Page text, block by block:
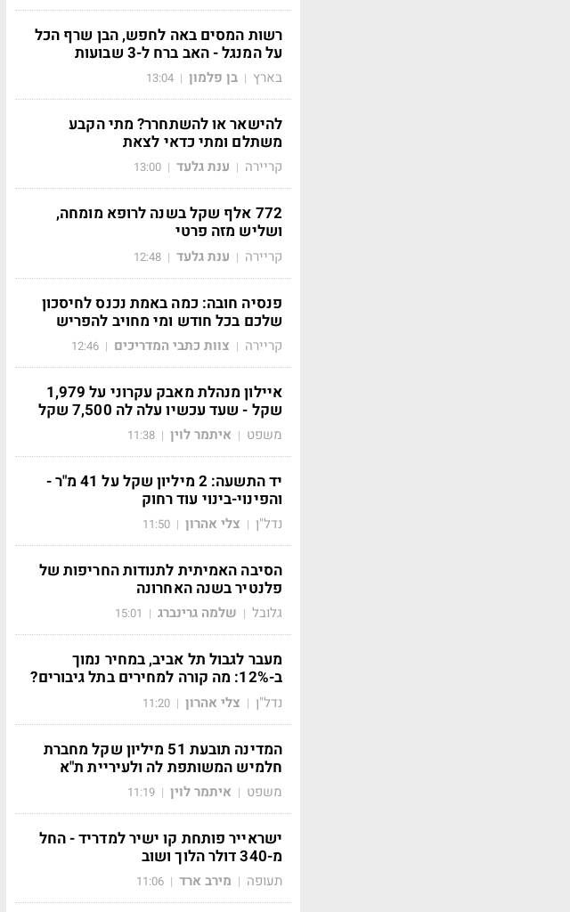
רשות המסים באה לחפש, הבן שרף הכל
על המנגל - האב ברח ל-3 שבועות
בארץ | בן פלמון |
13:04
להישאר או להשתחרר? מתי הקבע
משתלם ומתי כדאי לצאת
קריירה | ענת גלעד |
13:00
772 אלף שקל בשנה לרופא מומחה,
ושליש מזה פרטי
קריירה | ענת גלעד |
12:48
פנסיה חובה: כמה באמת נכנס לחיסכון
שלכם בכל חודש ומי מחויב להפריש
קריירה | צוות כתבי המדריכים |
12:46
איילון מנהלת מאבק עקרוני על 1,979
שקל - שעד עכשיו עלה לה 7,500 שקל
משפט | איתמר לוין |
11:38
יד התשעה: 2 מיליון שקל על 41 מ"ר -
והפינוי-בינוי עוד רחוק
נדל"ן | צלי אהרון |
11:50
הסיבה האמיתית לתנודות החריפות של
פלנטיר בשנה האחרונה
גלובל | שלמה גרינברג |
15:01
מעבר לגבול תל אביב, במחיר נמוך
ב-12%: מה קורה למחירים בתל גיבורים?
נדל"ן | צלי אהרון |
11:20
המדינה תובעת 51 מיליון שקל מחברת
חלמיש המשותפת לה ולעיריית ת"א
משפט | איתמר לוין |
11:19
ישראייר פותחת קו ישיר למדריד - החל
מ-340 דולר הלוך ושוב
תעופה | מירב ארד |
11:06